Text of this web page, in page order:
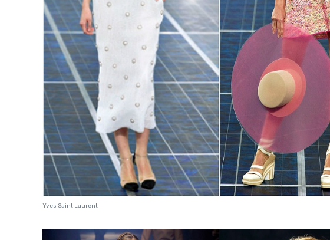
Yves Saint Laurent